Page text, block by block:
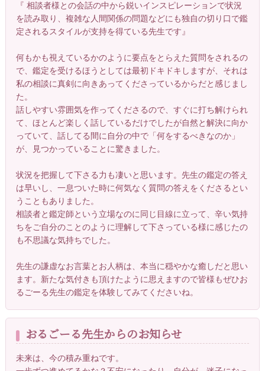
『 相談者様との会話の中から鋭いインスピレーションで状況
を読み取り、複雑な人間関係の問題などにも独自の切り口で鑑
定されるスタイルが支持を得ている先生です』
何もかも視えているかのように要点をとらえた質問をされるの
で、鑑定を受けるほうとしては最初ドキドキしますが、それは
私の相談に真剣に向きあってくださっているからだと感じまし
た。
話しやすい雰囲気を作ってくださるので、すぐに打ち解けられ
て、ほとんど楽しく話しているだけでしたが自然と解決に向か
っていて、話してる間に自分の中で「何をするべきなのか」
が、見つかっていることに驚きました。
状況を把握して下さる力も凄いと思います。先生の鑑定の答え
は早いし、一息ついた時に何気なく質問の答えをくださるとい
うこともありました。
相談者と鑑定師という立場なのに同じ目線に立って、辛い気持
ちをご自分のことのように理解して下さっている様に感じたの
も不思議な気持ちでした。
先生の謙虚なお言葉とお人柄は、本当に穏やかな癒しだと思い
ます。新たな気付きも頂けたように思えますので皆様もぜひお
るごーる先生の鑑定を体験してみてくださいね。
おるごーる先生からのお知らせ
未来は、今の積み重ねです。